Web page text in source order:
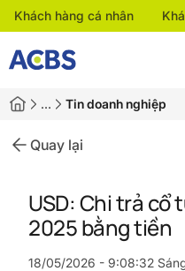
Khách hàng cá nhân
… Tin doanh nghiệp
Quay lại
USD: Chi trả cổ
2025 bằng tiền
18/05/2026 - 9:08:32